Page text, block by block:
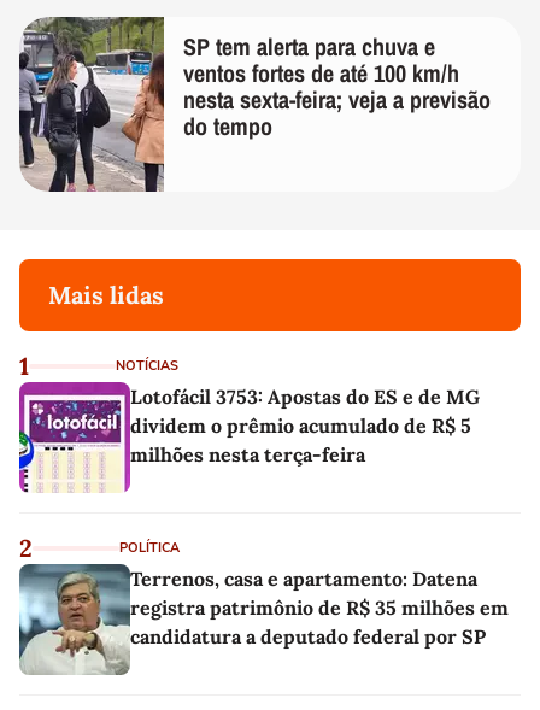
SP tem alerta para chuva e
ventos fortes de até 100 km/h
nesta sexta-feira; veja a previsão
do tempo
Mais lidas
1 NOTÍCIAS
Lotofácil 3753: Apostas do ES e de MG
dividem o prêmio acumulado de R$ 5
milhões nesta terça-feira
2 POLÍTICA
Terrenos, casa e apartamento: Datena
registra patrimônio de R$ 35 milhões em
candidatura a deputado federal por SP